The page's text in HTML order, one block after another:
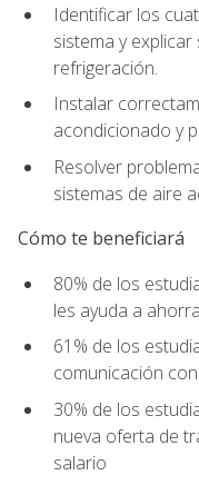
Identificar los
sistema y
refrigeración.
Instalar
acondicionado y
Resolver
sistemas de aire
Cómo te beneficiará
80% de los
les ayuda a
61% de los
comunicación
30% de los
nueva oferta de
salario